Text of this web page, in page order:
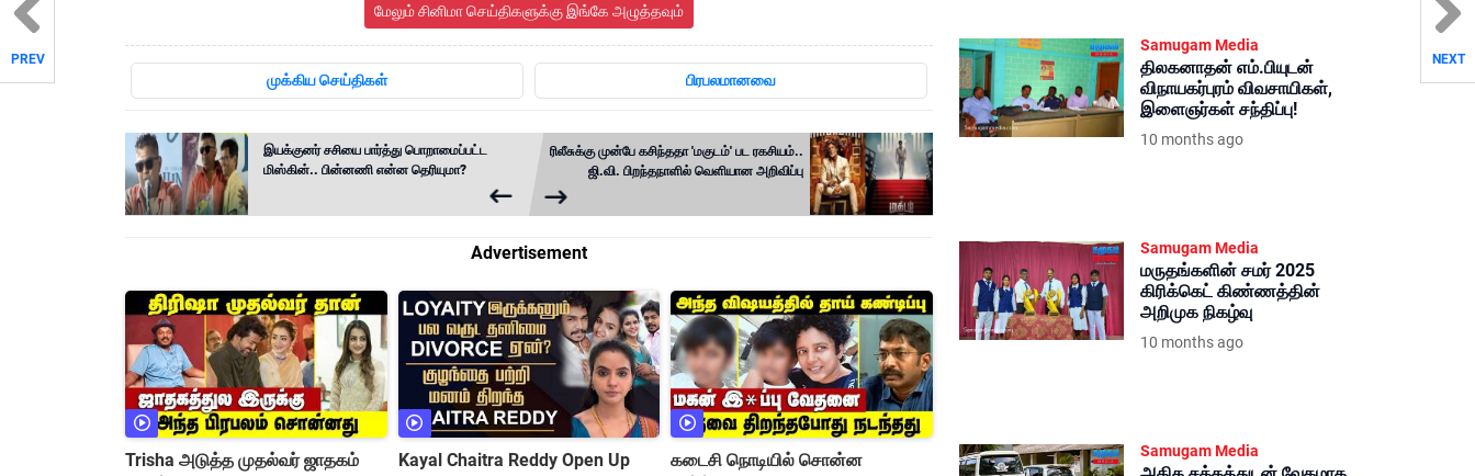
மேலும் சினிமா செய்திகளுக்கு இங்கே அழுத்தவும்
முக்கிய செய்திகள் பிரபலமானவை
இயக்குனர் சசியை பார்த்து பொறாமைப்பட்ட
மிஸ்கின்.. பின்னணி என்ன தெரியுமா?
ரிலீசுக்கு முன்பே கசிந்ததா 'மகுடம்' பட ரகசியம்..
ஜி.வி. பிறந்தநாளில் வெளியான அறிவிப்பு
PREV NEXT
Advertisement
Trisha அடுத்த முதல்வர் ஜாதகம்
Kayal Chaitra Reddy Open Up
கடைசி நொடியில் சொன்ன
Samugam Media
திலகனாதன் எம்.பியுடன்
விநாயகர்புரம் விவசாயிகள்,
இளைஞர்கள் சந்திப்பு!
10 months ago
Samugam Media
மருதங்களின் சமர் 2025
கிரிக்கெட் கிண்ணத்தின்
அறிமுக நிகழ்வு
10 months ago
Samugam Media